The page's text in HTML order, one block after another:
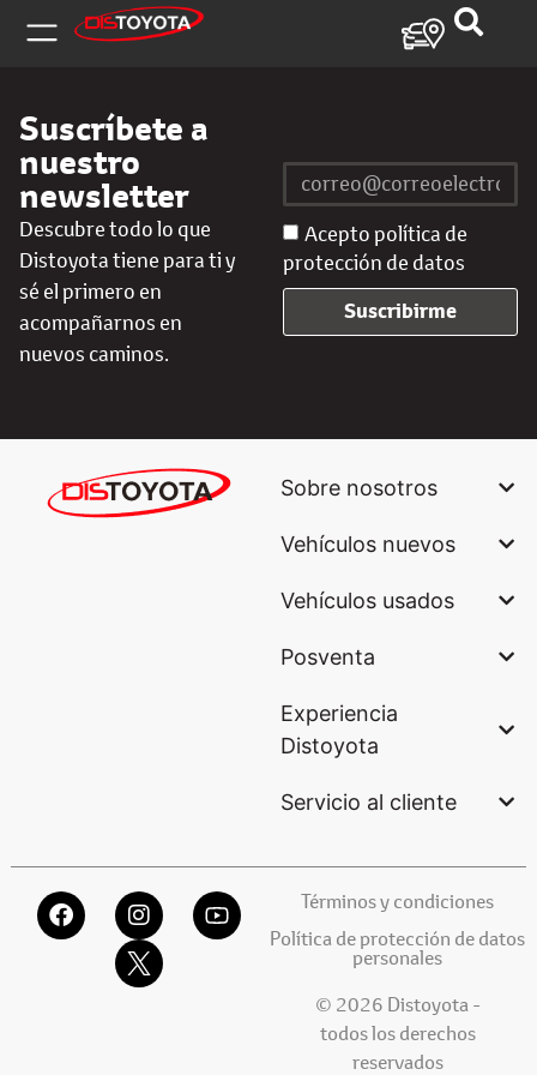
Suscríbete a
nuestro
newsletter
Descubre todo lo que
Distoyota tiene para ti y
sé el primero en
acompañarnos en
nuevos caminos.
Acepto política de
protección de datos
Suscribirme
Sobre nosotros
Vehículos nuevos
Vehículos usados
Posventa
Experiencia
Distoyota
Servicio al cliente
Términos y condiciones
Política de protección de datos
personales
© 2026 Distoyota -
todos los derechos
reservados